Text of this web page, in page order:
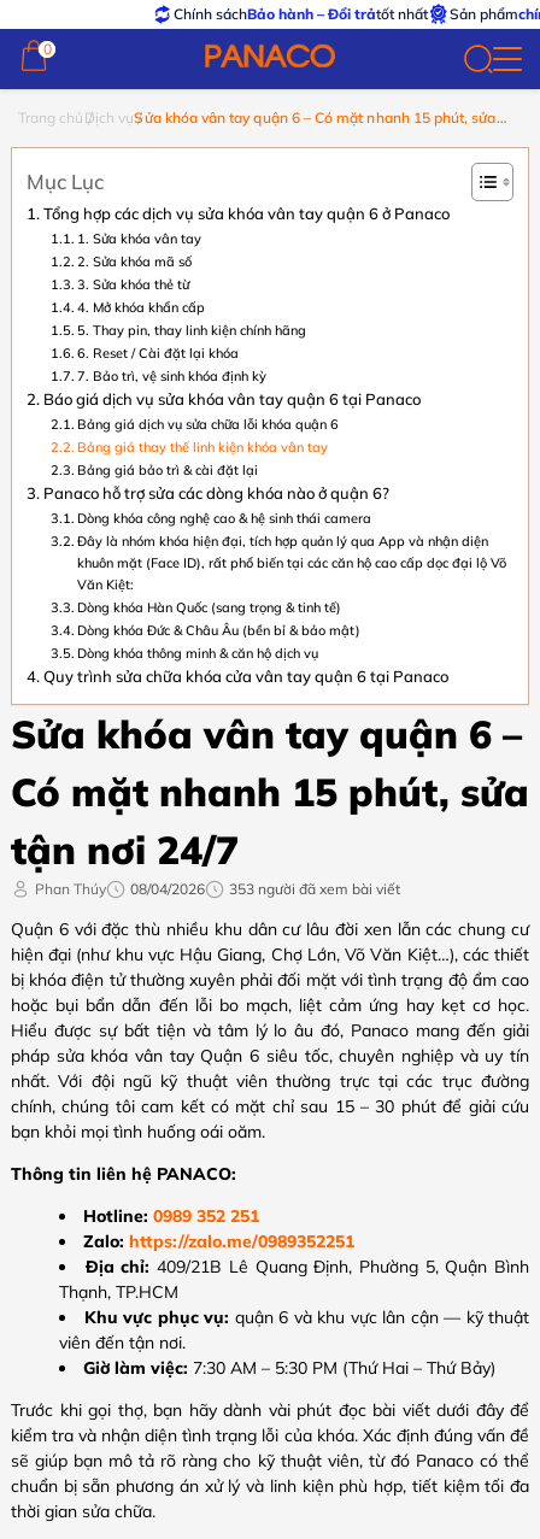
Chính sáchBảo hành – Đổi trảtốt nhất Sản phẩmchính
0
0
Trang chủ Dịch vụSửa khóa vân tay quận 6 – Có mặt nhanh 15 phút, sửa
Mục Lục
Tổng hợp các dịch vụ sửa khóa vân tay quận 6 ở Panaco
1. Sửa khóa vân tay
2. Sửa khóa mã số
3. Sửa khóa thẻ từ
4. Mở khóa khẩn cấp
5. Thay pin, thay linh kiện chính hãng
6. Reset / Cài đặt lại khóa
7. Bảo trì, vệ sinh khóa định kỳ
Báo giá dịch vụ sửa khóa vân tay quận 6 tại Panaco
Bảng giá dịch vụ sửa chữa lỗi khóa quận 6
Bảng giá thay thế linh kiện khóa vân tay
Bảng giá bảo trì & cài đặt lại
Panaco hỗ trợ sửa các dòng khóa nào ở quận 6?
Dòng khóa công nghệ cao & hệ sinh thái camera
Đây là nhóm khóa hiện đại, tích hợp quản lý qua App và nhận diện
khuôn mặt (Face ID), rất phổ biến tại các căn hộ cao cấp dọc đại lộ Võ
Văn Kiệt:
Dòng khóa Hàn Quốc (sang trọng & tinh tế)
Dòng khóa Đức & Châu Âu (bền bỉ & bảo mật)
Dòng khóa thông minh & căn hộ dịch vụ
Quy trình sửa chữa khóa cửa vân tay quận 6 tại Panaco
Sửa khóa vân tay quận 6 –
Có mặt nhanh 15 phút, sửa
tận nơi 24/7
Phan Thúy 08/04/2026 353 người đã xem bài viết
Quận 6 với đặc thù nhiều khu dân cư lâu đời xen lẫn các chung cư
hiện đại (như khu vực Hậu Giang, Chợ Lớn, Võ Văn Kiệt…), các thiết
bị khóa điện tử thường xuyên phải đối mặt với tình trạng độ ẩm cao
hoặc bụi bẩn dẫn đến lỗi bo mạch, liệt cảm ứng hay kẹt cơ học.
Hiểu được sự bất tiện và tâm lý lo âu đó, Panaco mang đến giải
pháp sửa khóa vân tay Quận 6 siêu tốc, chuyên nghiệp và uy tín
nhất. Với đội ngũ kỹ thuật viên thường trực tại các trục đường
chính, chúng tôi cam kết có mặt chỉ sau 15 – 30 phút để giải cứu
bạn khỏi mọi tình huống oái oăm.
Thông tin liên hệ PANACO:
Hotline: 0989 352 251
Zalo: https://zalo.me/0989352251
Địa chỉ: 409/21B Lê Quang Định, Phường 5, Quận Bình
Thạnh, TP.HCM
Khu vực phục vụ: quận 6 và khu vực lân cận — kỹ thuật
viên đến tận nơi.
Giờ làm việc: 7:30 AM – 5:30 PM (Thứ Hai – Thứ Bảy)
Trước khi gọi thợ, bạn hãy dành vài phút đọc bài viết dưới đây để
kiểm tra và nhận diện tình trạng lỗi của khóa. Xác định đúng vấn đề
sẽ giúp bạn mô tả rõ ràng cho kỹ thuật viên, từ đó Panaco có thể
chuẩn bị sẵn phương án xử lý và linh kiện phù hợp, tiết kiệm tối đa
thời gian sửa chữa.